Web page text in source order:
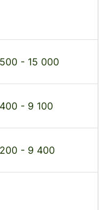
- 15 000
- 9 100
- 9 400